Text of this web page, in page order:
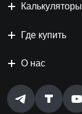
Калькуляторы
Где купить
О нас